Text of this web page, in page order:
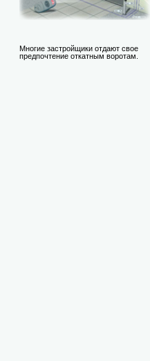
Многие застройщики отдают свое
предпочтение откатным воротам.